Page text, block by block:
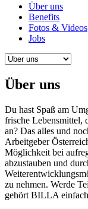
Über uns
Benefits
Fotos & Videos
Jobs
Über uns
Du hast Spaß am
frische Lebensmittel,
an? Das alles und
Arbeitgeber
Möglichkeit bei
abzustauben und
zu nehmen. Werde
gehört BILLA